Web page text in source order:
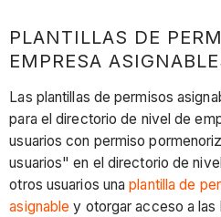
PLANTILLAS DE
EMPRESA
Las plantillas de permisos
para el directorio de nivel de
usuarios con permiso
usuarios" en el directorio de
otros usuarios unaplantilla de
asignable y otorgar acceso a las